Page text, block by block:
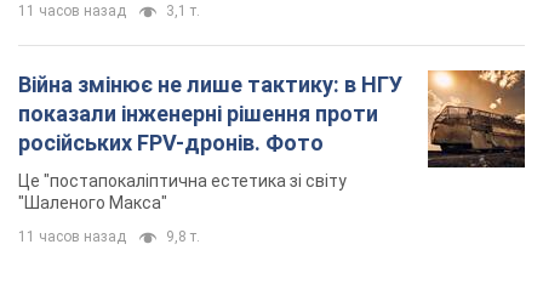
11 часов назад 3,1 т.
Війна змінює не лише тактику: в НГУ
показали інженерні рішення проти
російських FPV-дронів. Фото
Це "постапокаліптична естетика зі світу
"Шаленого Макса"
11 часов назад 9,8 т.